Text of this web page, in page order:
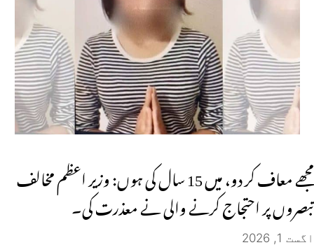
مجھے معاف کر دو، میں 15 سال کی ہوں: وزیر اعظم مخالف
تبصروں پر احتجاج کرنے والی نے معذرت کی۔
اگست 1, 2026